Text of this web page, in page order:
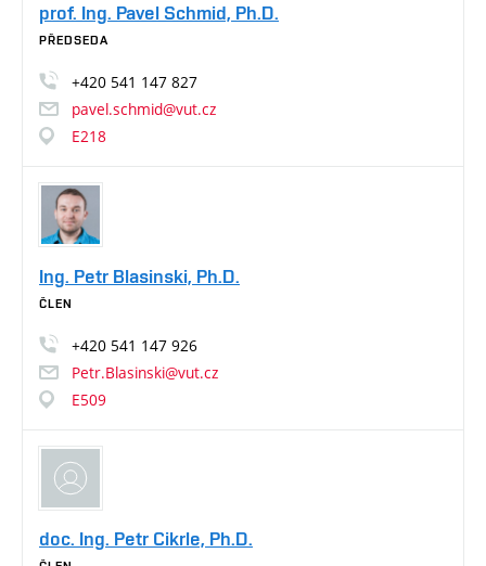
prof. Ing. Pavel Schmid, Ph.D.
PŘEDSEDA
+420 541 147 827
pavel.schmid@vut.cz
E218
Ing. Petr Blasinski, Ph.D.
ČLEN
+420 541 147 926
Petr.Blasinski@vut.cz
E509
doc. Ing. Petr Cikrle, Ph.D.